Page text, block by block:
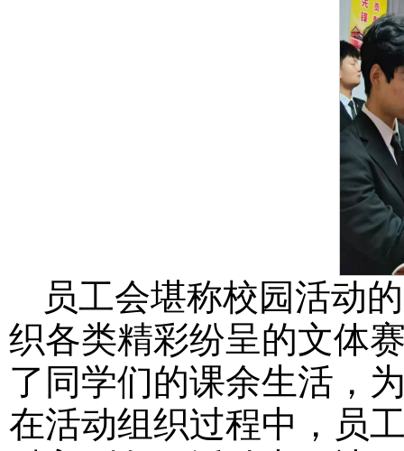
员工会堪称校园活动
织各类精彩纷呈的文体
了同学们的课余生活，
在活动组织过程中，员